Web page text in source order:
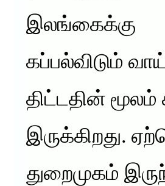
இலங்கைக்கு
கப்பல்விடும்
திட்டதின் மூலம்
இருக்கிறது.
துறைமுகம்